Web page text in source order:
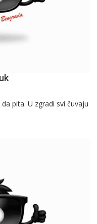
pita. U zgradi svi čuvaju